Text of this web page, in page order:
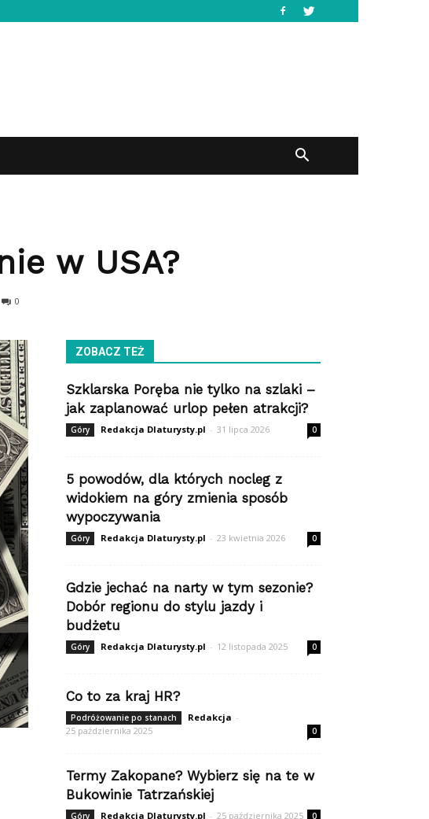
w USA?
0
ZOBACZ TEŻ
Szklarska Poręba nie tylko na szlaki –
jak zaplanować urlop pełen atrakcji?
Góry Redakcja Dlaturysty.pl - 31 lipca 2026 0
5 powodów, dla których nocleg z
widokiem na góry zmienia sposób
wypoczywania
Góry Redakcja Dlaturysty.pl - 23 kwietnia 2026 0
Gdzie jechać na narty w tym sezonie?
Dobór regionu do stylu jazdy i
budżetu
Góry Redakcja Dlaturysty.pl - 12 listopada 2025 0
Co to za kraj HR?
Podróżowanie po stanach Redakcja -
25 października 2025
0
Termy Zakopane? Wybierz się na te w
Bukowinie Tatrzańskiej
Góry Redakcja Dlaturysty.pl - 25 października 2025 0